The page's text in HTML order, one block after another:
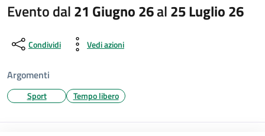
Evento dal21 Giugno 26al25 Luglio 26
Condividi Vedi azioni
Argomenti
Sport Tempo libero